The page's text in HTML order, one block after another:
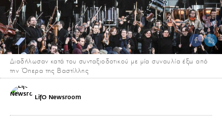
Διαδήλωσαν κατά του συνταξιοδοτικού με μία συναυλία έξω από
την Όπερα της Βαστίλλης
LifO Newsroom